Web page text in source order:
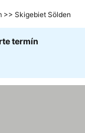
hvězdiček
>> Skigebiet Sölden
termín